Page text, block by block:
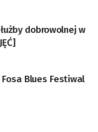
dobrowolnej w
Blues Festiwal